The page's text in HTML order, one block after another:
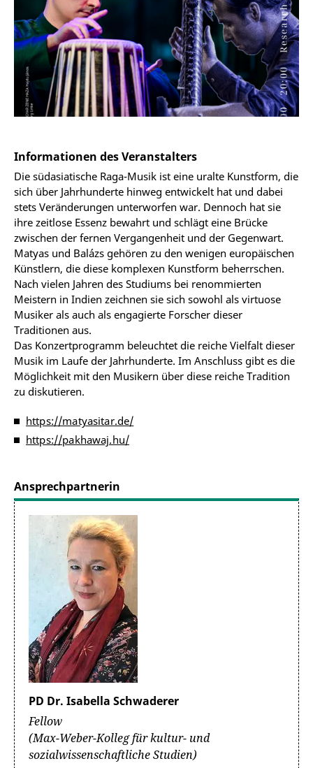
Informationen des Veranstalters
Die südasiatische Raga-Musik ist eine uralte Kunstform, die
sich über Jahrhunderte hinweg entwickelt hat und dabei
stets Veränderungen unterworfen war. Dennoch hat sie
ihre zeitlose Essenz bewahrt und schlägt eine Brücke
zwischen der fernen Vergangenheit und der Gegenwart.
Matyas und Balázs gehören zu den wenigen europäischen
Künstlern, die diese komplexen Kunstform beherrschen.
Nach vielen Jahren des Studiums bei renommierten
Meistern in Indien zeichnen sie sich sowohl als virtuose
Musiker als auch als engagierte Forscher dieser
Traditionen aus.
Das Konzertprogramm beleuchtet die reiche Vielfalt dieser
Musik im Laufe der Jahrhunderte. Im Anschluss gibt es die
Möglichkeit mit den Musikern über diese reiche Tradition
zu diskutieren.
https://matyasitar.de/
https://pakhawaj.hu/
Ansprechpartnerin
PD Dr. Isabella Schwaderer
Fellow
(Max-Weber-Kolleg für kultur- und
sozialwissenschaftliche Studien)